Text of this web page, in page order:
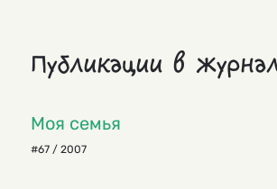
Публикации в
Моя семья
#67 / 2007